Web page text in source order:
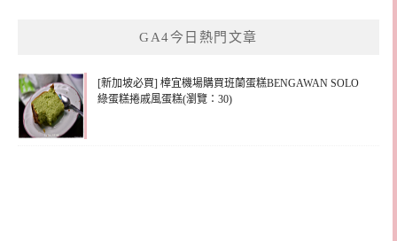
GA4今日熱門文章
[新加坡必買] 樟宜機場購買班蘭蛋糕BENGAWAN SOLO
綠蛋糕捲戚風蛋糕(瀏覽：30)